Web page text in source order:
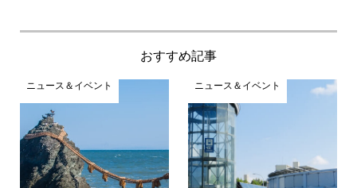
おすすめ記事
ニュース＆イベント ニュース＆イベント